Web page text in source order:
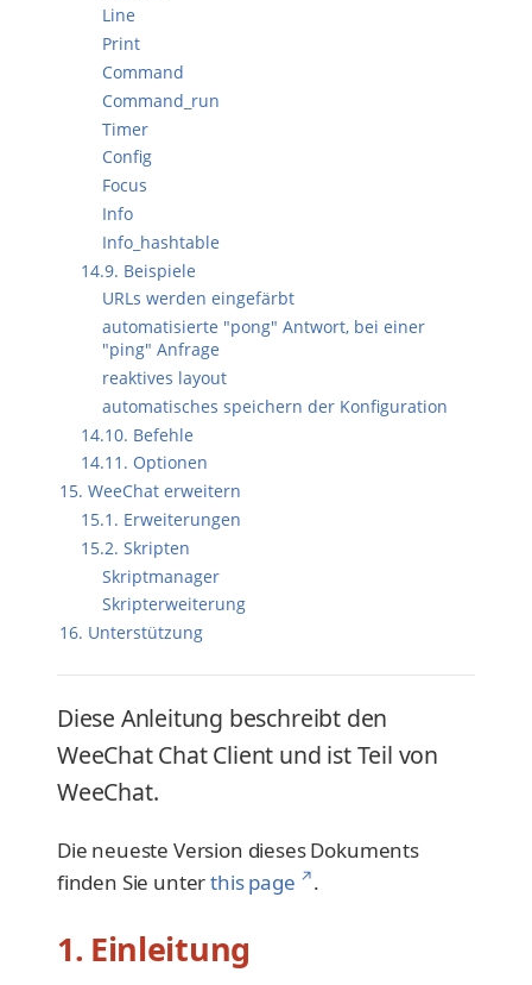
Line
Print
Command
Command_run
Timer
Config
Focus
Info
Info_hashtable
14.9. Beispiele
URLs werden eingefärbt
automatisierte "pong" Antwort, bei einer
"ping" Anfrage
reaktives layout
automatisches speichern der Konfiguration
14.10. Befehle
14.11. Optionen
15. WeeChat erweitern
15.1. Erweiterungen
15.2. Skripten
Skriptmanager
Skripterweiterung
16. Unterstützung
Diese Anleitung beschreibt den
WeeChat Chat Client und ist Teil von
WeeChat.
Die neueste Version dieses Dokuments
finden Sie unterthis page ↗.
1. Einleitung